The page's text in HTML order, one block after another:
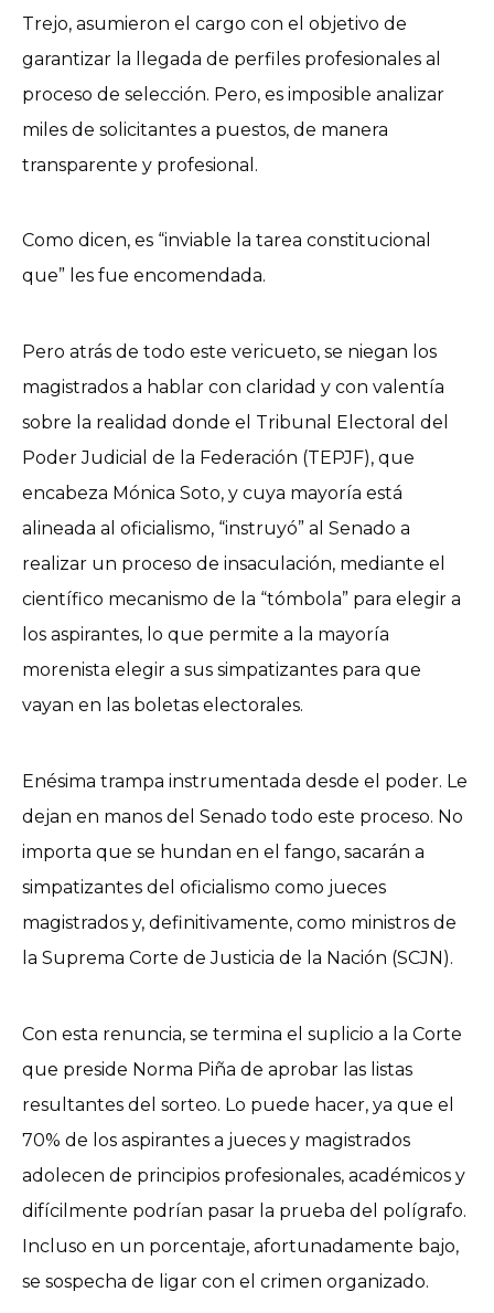
Trejo, asumieron el cargo con el objetivo de
garantizar la llegada de perfiles profesionales al
proceso de selección. Pero, es imposible analizar
miles de solicitantes a puestos, de manera
transparente y profesional.
Como dicen, es “inviable la tarea constitucional
que” les fue encomendada.
Pero atrás de todo este vericueto, se niegan los
magistrados a hablar con claridad y con valentía
sobre la realidad donde el Tribunal Electoral del
Poder Judicial de la Federación (TEPJF), que
encabeza Mónica Soto, y cuya mayoría está
alineada al oficialismo, “instruyó” al Senado a
realizar un proceso de insaculación, mediante el
científico mecanismo de la “tómbola” para elegir a
los aspirantes, lo que permite a la mayoría
morenista elegir a sus simpatizantes para que
vayan en las boletas electorales.
Enésima trampa instrumentada desde el poder. Le
dejan en manos del Senado todo este proceso. No
importa que se hundan en el fango, sacarán a
simpatizantes del oficialismo como jueces
magistrados y, definitivamente, como ministros de
la Suprema Corte de Justicia de la Nación (SCJN).
Con esta renuncia, se termina el suplicio a la Corte
que preside Norma Piña de aprobar las listas
resultantes del sorteo. Lo puede hacer, ya que el
70% de los aspirantes a jueces y magistrados
adolecen de principios profesionales, académicos y
difícilmente podrían pasar la prueba del polígrafo.
Incluso en un porcentaje, afortunadamente bajo,
se sospecha de ligar con el crimen organizado.